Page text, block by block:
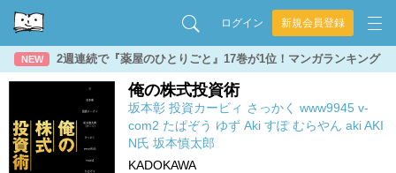
ログイン 新規会員登録
NEW 2週連続で『薬屋のひとりごと』17巻が1位！マンガランキング
俺の株式投資術
坂本彰 投資カービィ さっかく www9945 v-
com2 たぱぞう ゆず Aki すぽ むらやん akiAKI
N氏 坂本慎太郎
KADOKAWA